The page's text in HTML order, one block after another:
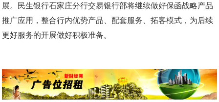
展。民生银行石家庄分行交易银行部将继续做好保函战略产品
推广应用，整合行内优势产品、配套服务、拓客模式，为后续
更好服务的开展做好积极准备。